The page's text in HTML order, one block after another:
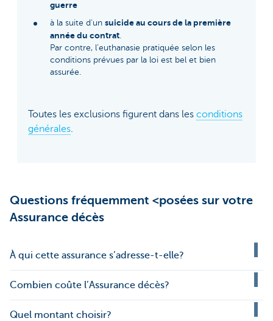
guerre
à la suite d'un suicide au cours de la première
année du contrat.
Par contre, l’euthanasie pratiquée selon les
conditions prévues par la loi est bel et bien
assurée.
Toutes les exclusions figurent dans les conditions
générales.
Questions fréquemment <posées sur votre
Assurance décès
À qui cette assurance s’adresse-t-elle?
Combien coûte l’Assurance décès?
Quel montant choisir?